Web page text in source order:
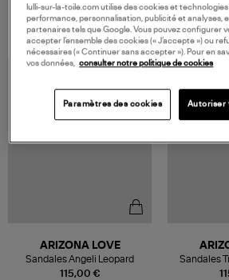
VOUS AIMEREZ AUSSI
115,00 €
ARIZONA LOVE
Sandales Angeli Leopard
Sandales
lulli-sur-la-toile.com utilise des cookies et
performance, personnalisation, publicité et analyses,
partenaires tels que Google. Vous pouvez configurer
accepter l’ensemble des cookies (« J’accepte ») ou
nécessaires (« Continuer sans accepter »). Pour en
vos données, consulter notre politique de cookies
Paramètres des cookies Autoriser